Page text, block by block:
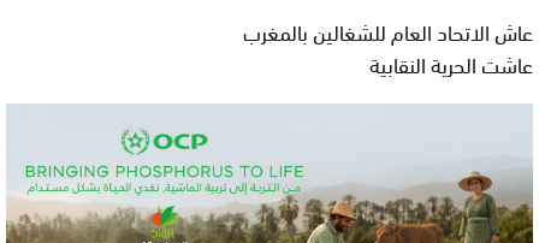
عاش الاتحاد العام للشغالين بالمغرب
عاشت الحرية النقابية